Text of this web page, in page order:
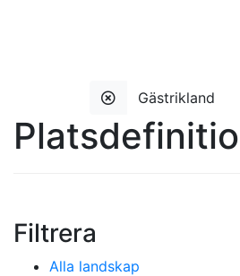
Gästrikland
Filtrera
Alla landskap